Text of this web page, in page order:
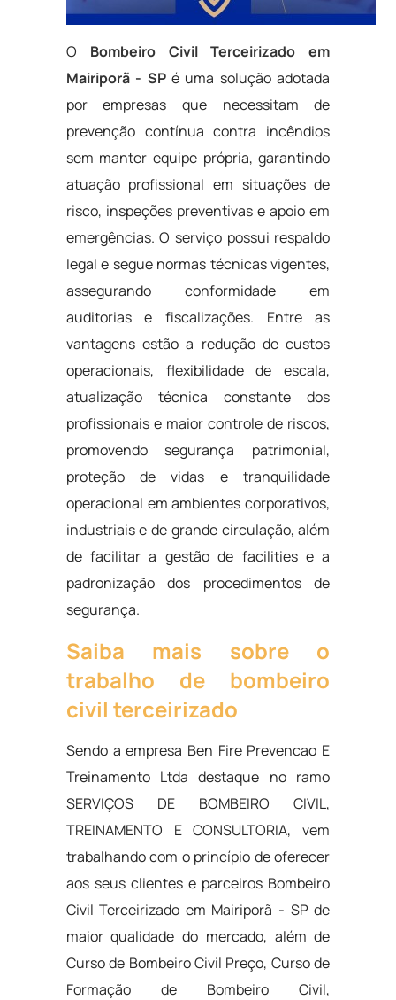
O Bombeiro Civil Terceirizado em
Mairiporã - SPé uma solução adotada
por empresas que necessitam de
prevenção contínua contra incêndios
sem manter equipe própria, garantindo
atuação profissional em situações de
risco, inspeções preventivas e apoio em
emergências. O serviço possui respaldo
legal e segue normas técnicas vigentes,
assegurando conformidade em
auditorias e fiscalizações. Entre as
vantagens estão a redução de custos
operacionais, flexibilidade de escala,
atualização técnica constante dos
profissionais e maior controle de riscos,
promovendo segurança patrimonial,
proteção de vidas e tranquilidade
operacional em ambientes corporativos,
industriais e de grande circulação, além
de facilitar a gestão de facilities e a
padronização dos procedimentos de
segurança.
Saiba mais sobre o
trabalho de bombeiro
civil terceirizado
Sendo a empresa Ben Fire Prevencao E
Treinamento Ltda destaque no ramo
SERVIÇOS DE BOMBEIRO CIVIL,
TREINAMENTO E CONSULTORIA, vem
trabalhando com o princípio de oferecer
aos seus clientes e parceiros Bombeiro
Civil Terceirizado em Mairiporã - SP de
maior qualidade do mercado, além de
Curso de Bombeiro Civil Preço, Curso de
Formação de Bombeiro Civil,